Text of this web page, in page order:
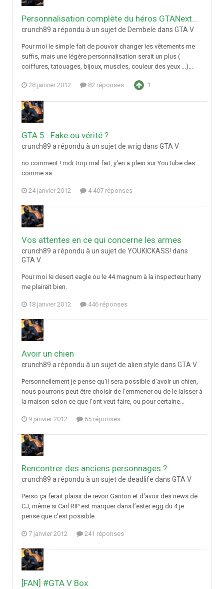
Personnalisation complète du héros GTANext...
crunch89 a répondu à un sujet de Dembele dans GTA V
Pour moi le simple fait de pouvoir changer les vêtements me
suffis, mais une légère personnalisation serait un plus (
coiffures, tatouages, bijoux, muscles, couleur des yeux ...)...
28 janvier 2012 82 réponses 1
GTA 5 : Fake ou vérité ?
crunch89 a répondu à un sujet de wrig dans GTA V
no comment ! mdr trop mal fait, y'en a plein sur YouTube des
comme sa.
24 janvier 2012 4 407 réponses
Vos attentes en ce qui concerne les armes
crunch89 a répondu à un sujet de YOUKICKASS! dans
GTA V
Pour moi le desert eagle ou le 44 magnum à la inspecteur harry
me plairait bien.
18 janvier 2012 446 réponses
Avoir un chien
crunch89 a répondu à un sujet de alien.style dans GTA V
Personnellement je pense qu'il sera possible d'avoir un chien,
nous pourrons peut être choisir de l’emmener ou de le laisser à
la maison selon ce que l'ont veut faire, ou pour certaine...
9 janvier 2012 65 réponses
Rencontrer des anciens personnages ?
crunch89 a répondu à un sujet de deadlife dans GTA V
Perso ça ferait plaisir de revoir Ganton et d'avoir des news de
CJ, même si Carl RIP est marquer dans l’ester egg du 4 je
pense que c'est possible.
7 janvier 2012 241 réponses
[FAN] #GTA V Box